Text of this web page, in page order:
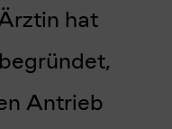
hat
Antrieb